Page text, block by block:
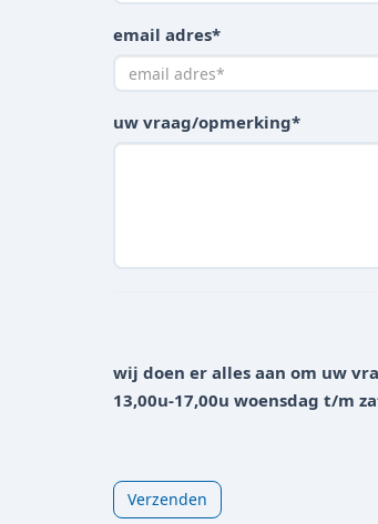
email adres*
uw vraag/opmerking*
wij doen er alles aan om uw
13,00u-17,00u woensdag t/m